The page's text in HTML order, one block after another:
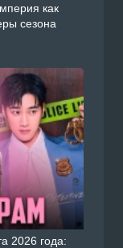
как
сезона
2026 года: